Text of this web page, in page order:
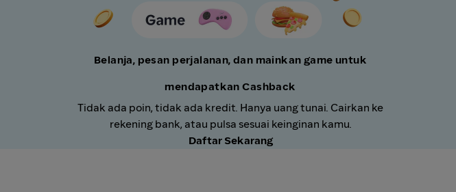
Belanja, pesan perjalanan, dan mainkan game untuk
mendapatkan Cashback
Tidak ada poin, tidak ada kredit. Hanya uang tunai. Cairkan ke
rekening bank, atau pulsa sesuai keinginan kamu.
Daftar Sekarang